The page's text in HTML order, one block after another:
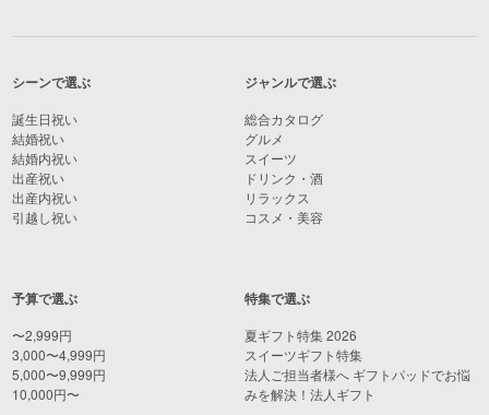
シーンで選ぶ
誕生日祝い
結婚祝い
結婚内祝い
出産祝い
出産内祝い
引越し祝い
予算で選ぶ
〜2,999円
3,000〜4,999円
5,000〜9,999円
10,000円〜
ジャンルで選ぶ
総合カタログ
グルメ
スイーツ
ドリンク・酒
リラックス
コスメ・美容
特集で選ぶ
夏ギフト特集 2026
スイーツギフト特集
法人ご担当者様へ ギフトパッドでお悩
みを解決！法人ギフト